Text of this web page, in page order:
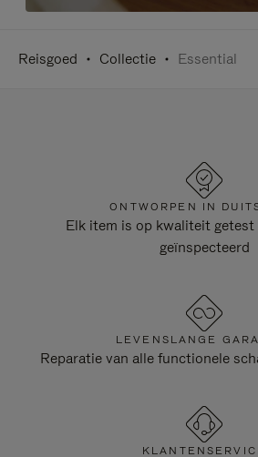
Reisgoed Collectie Essential
ONTWORPEN IN
Elk item is op kwaliteit getest
geïnspecteerd
LEVENSLANGE
Reparatie van alle functionele